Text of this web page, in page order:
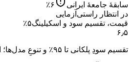
سابقهٔ جامعهٔ ایرانی ۶٪
در انتظار راستی‌آزمایی
قیمت، تقسیم سود و اسکیلینگ۵٪
۶٫۵
تقسیم سودِ پلکانی تا ۹۵٪ و تنوعِ مدل‌ها؛ اما مدل‌های Instant فقط ۵۰٪–۷۵٪ و هزینهٔ ورودِ برخی مدل‌ها بالاست.